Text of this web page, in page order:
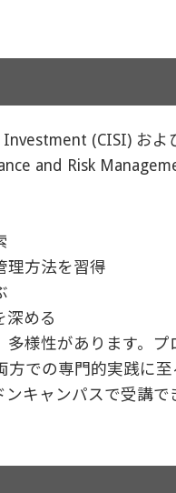
(CISI) お
and Risk
理方法を習得
深める
様性があります。
での専門的実践に
キャンパスで受講で